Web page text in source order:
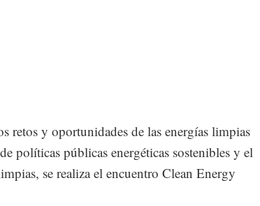
retos y oportunidades de las energías limpias
políticas públicas energéticas sostenibles y el
se realiza el encuentro Clean Energy